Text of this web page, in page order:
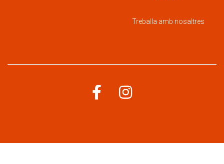
Treballa amb nosaltres